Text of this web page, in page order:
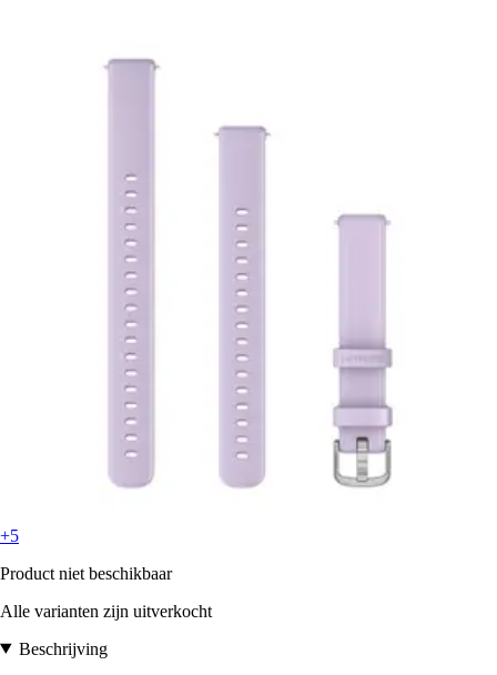
+5
Product niet beschikbaar
Alle varianten zijn uitverkocht
Beschrijving